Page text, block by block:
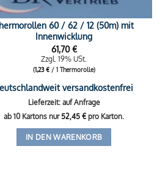
60 / 62 / 12 (50m) mit
Innenwicklung
61,70€
Zzgl. 19% USt.
(1,23€/ 1 Thermorolle)
versandkostenfrei
Lieferzeit: auf Anfrage
ab 10 Kartons nur52,45€ pro Karton.
IN DEN WARENKORB